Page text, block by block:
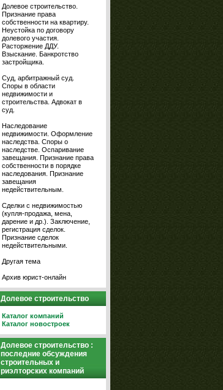
Долевое строительство.
Признание права
собственности на квартиру.
Неустойка по договору
долевого участия.
Расторжение ДДУ.
Взыскание. Банкротство
застройщика.
Суд, арбитражный суд.
Споры в области
недвижимости и
строительства. Адвокат в
суд.
Наследование
недвижимости. Оформление
наследства. Споры о
наследстве. Оспаривание
завещания. Признание права
собственности в порядке
наследования. Признание
завещания
недействительным.
Сделки с недвижимостью
(купля-продажа, мена,
дарение и др.). Заключение,
регистрация сделок.
Признание сделок
недействительными.
Другая тема
Архив юрист-онлайн
Долевое строительство
Каталог компаний
Каталог новостроек
Долевое строительство :
последние обсуждения
строительных и
риэлторских компаний